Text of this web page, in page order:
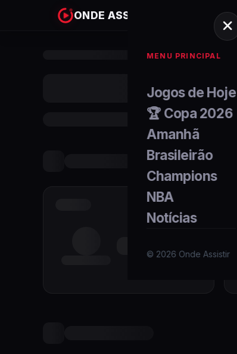
ONDE ASSISTIR
MENU PRINCIPAL
Jogos de Hoje
🏆 Copa 2026
Amanhã
Brasileirão
Champions
NBA
Notícias
© 2026 Onde Assistir